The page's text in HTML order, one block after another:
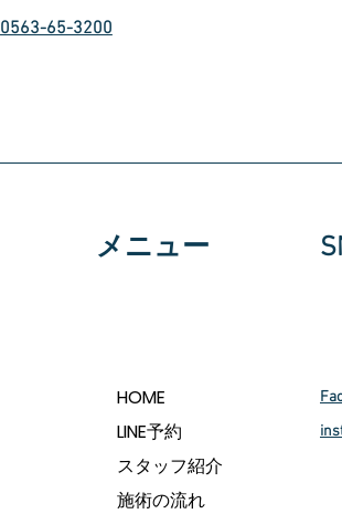
0563-65-3200
メニュー
HOME
LINE予約
スタッフ紹介
施術の流れ